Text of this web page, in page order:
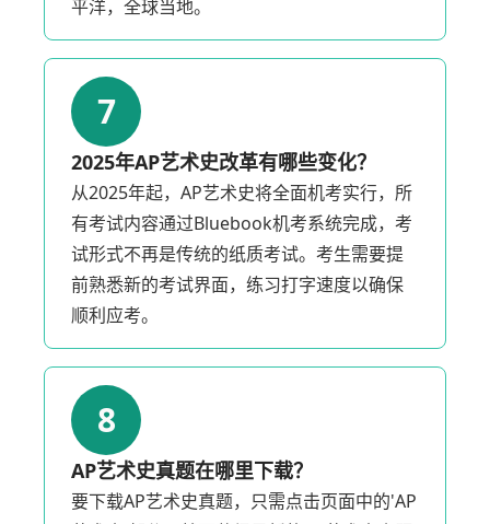
平洋，全球当地。
7
2025年AP艺术史改革有哪些变化？
从2025年起，AP艺术史将全面机考实行，所
有考试内容通过Bluebook机考系统完成，考
试形式不再是传统的纸质考试。考生需要提
前熟悉新的考试界面，练习打字速度以确保
顺利应考。
8
AP艺术史真题在哪里下载？
要下载AP艺术史真题，只需点击页面中的'AP